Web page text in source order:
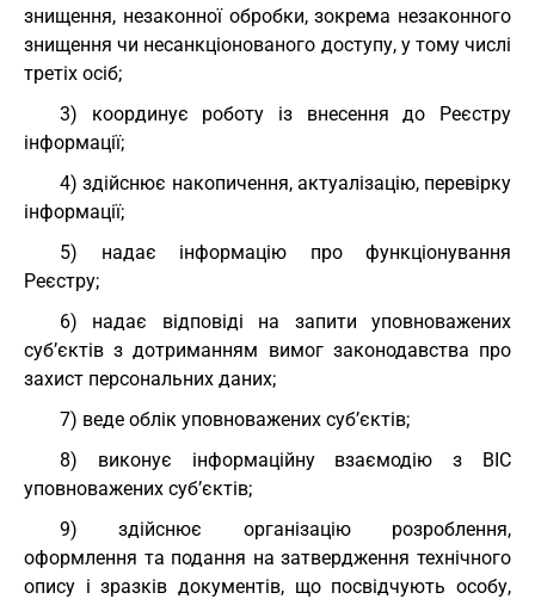
знищення, незаконної обробки, зокрема незаконного
знищення чи несанкціонованого доступу, у тому числі
третіх осіб;
3) координує роботу із внесення до Реєстру
інформації;
4) здійснює накопичення, актуалізацію, перевірку
інформації;
5) надає інформацію про функціонування
Реєстру;
6) надає відповіді на запити уповноважених
суб’єктів з дотриманням вимог законодавства про
захист персональних даних;
7) веде облік уповноважених суб’єктів;
8) виконує інформаційну взаємодію з ВІС
уповноважених суб’єктів;
9) здійснює організацію розроблення,
оформлення та подання на затвердження технічного
опису і зразків документів, що посвідчують особу,